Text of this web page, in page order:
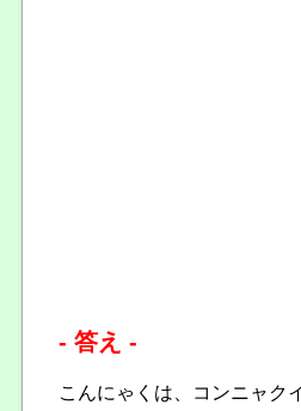
- 答え -
こんにゃくは、コンニャク